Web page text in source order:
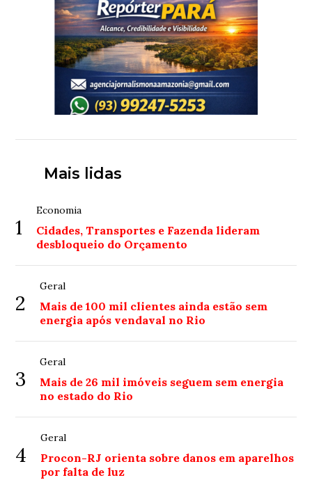
Mais lidas
1
Economia
Cidades, Transportes e Fazenda lideram
desbloqueio do Orçamento
2
Geral
Mais de 100 mil clientes ainda estão sem
energia após vendaval no Rio
3
Geral
Mais de 26 mil imóveis seguem sem energia
no estado do Rio
4
Geral
Procon-RJ orienta sobre danos em aparelhos
por falta de luz